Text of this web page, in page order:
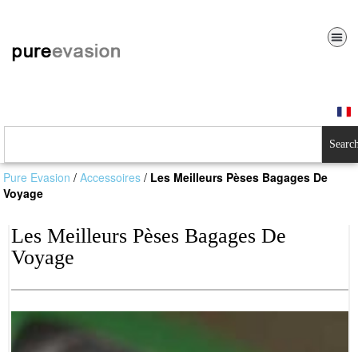
Pure Evasion /Accessoires / Les Meilleurs Pèses Bagages De
Voyage
Les Meilleurs Pèses Bagages De
Voyage